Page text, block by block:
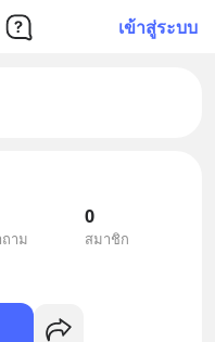
เข้าสู่ระบบ
าม
0
สมาชิก